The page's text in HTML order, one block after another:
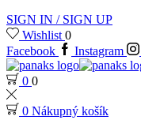
SIGN IN / SIGN UP
Wishlist 0
Facebook
Instagram
0 0
0 Nákupný košík